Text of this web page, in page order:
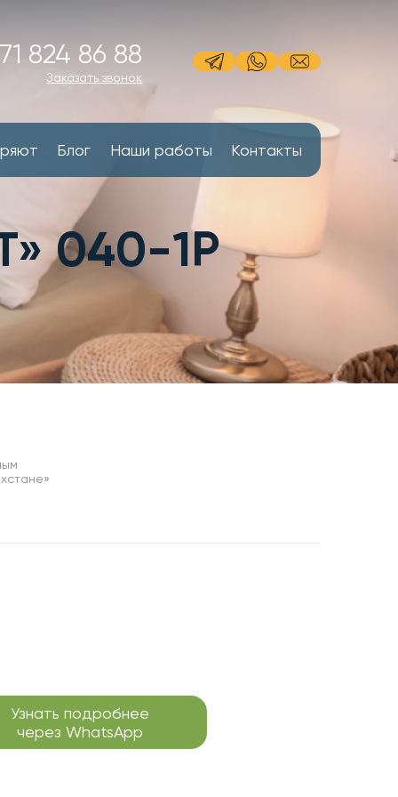
824 86 88
Заказать звонок
Блог Наши работы Контакты
040-1P
Узнать подробнее
через WhatsApp